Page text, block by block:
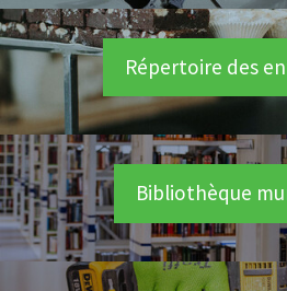
Répertoire des
Bibliothèque